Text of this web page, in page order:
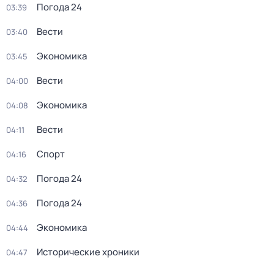
03:39 Погода 24
03:40 Вести
03:45 Экономика
04:00 Вести
04:08 Экономика
04:11 Вести
04:16 Спорт
04:32 Погода 24
04:36 Погода 24
04:44 Экономика
04:47 Исторические хроники